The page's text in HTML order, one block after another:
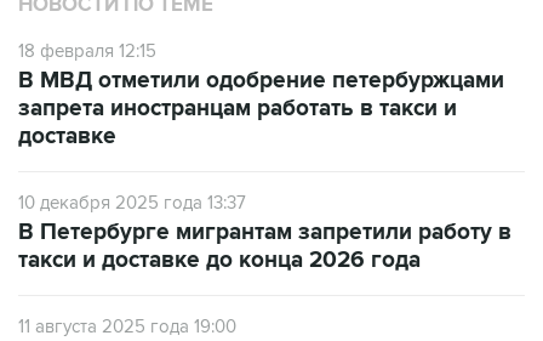
НОВОСТИ ПО ТЕМЕ
18 февраля 12:15
В МВД отметили одобрение петербуржцами
запрета иностранцам работать в такси и
доставке
10 декабря 2025 года 13:37
В Петербурге мигрантам запретили работу в
такси и доставке до конца 2026 года
11 августа 2025 года 19:00